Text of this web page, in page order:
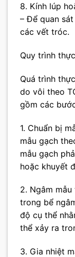
8. Kính lúp
– Để quan
các vết tróc.
Quy trình
Quá trình
do vôi theo
gồm các
1. Chuẩn bị
mẫu gạch
mẫu gạch
hoặc khuyết
2. Ngâm
trong bể
độ cụ thể
thể xảy ra
3. Gia nhiệt